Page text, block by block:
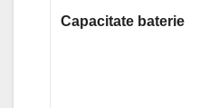
Capacitate baterie